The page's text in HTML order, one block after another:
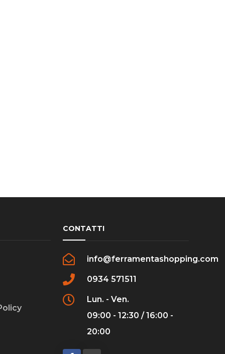
CONTATTI
info@ferramentashopping.com
0934 571511
Lun. - Ven.
09:00 - 12:30 / 16:00 -
20:00